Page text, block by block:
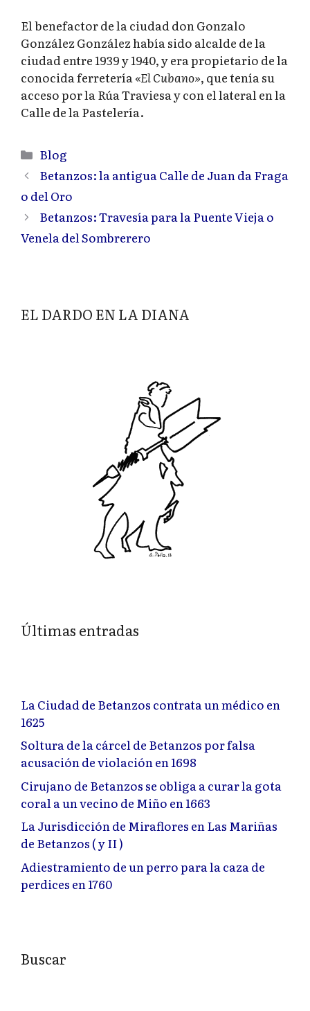
El benefactor de la ciudad don Gonzalo
González González había sido alcalde de la
ciudad entre 1939 y 1940, y era propietario de la
conocida ferretería «El Cubano», que tenía su
acceso por la Rúa Traviesa y con el lateral en la
Calle de la Pastelería.
Categorías
Blog
Betanzos: la antigua Calle de Juan da Fraga
o del Oro
Betanzos: Travesía para la Puente Vieja o
Venela del Sombrerero
EL DARDO EN LA DIANA
Últimas entradas
La Ciudad de Betanzos contrata un médico en
1625
Soltura de la cárcel de Betanzos por falsa
acusación de violación en 1698
Cirujano de Betanzos se obliga a curar la gota
coral a un vecino de Miño en 1663
La Jurisdicción de Miraflores en Las Mariñas
de Betanzos ( y II )
Adiestramiento de un perro para la caza de
perdices en 1760
Buscar